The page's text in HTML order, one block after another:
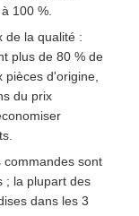
100 %.
de la qualité :
plus de 80 % de
d'origine,
du prix
commandes sont
; la plupart des
dans les 3